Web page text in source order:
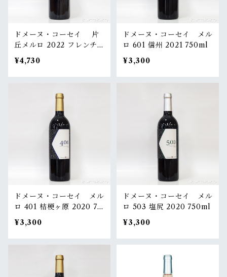
ドメーヌ・コーセイ 片
丘メルロ 2022 フレンチ
オーク 750ml
¥4,730
ドメーヌ・コーセイ メル
ロ 601 信州 2021 750ml
¥3,300
ドメーヌ・コーセイ メル
ロ 401 桔梗ヶ原 2020 75
0ml
¥3,300
ドメーヌ・コーセイ メル
ロ 503 塩尻 2020 750ml
¥3,300